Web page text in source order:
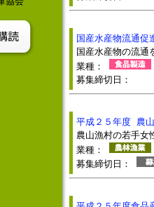
国産水産物流通促
国産水産物の流通
業種：
募集締切日：
平成２５年度 農
農山漁村の若手女
業種：
募集締切日：